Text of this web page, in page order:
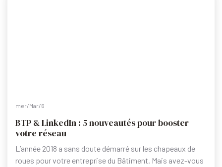
mer/Mar/6
BTP & LinkedIn : 5 nouveautés pour booster
votre réseau
L’année 2018 a sans doute démarré sur les chapeaux de
roues pour votre entreprise du Bâtiment. Mais avez-vous